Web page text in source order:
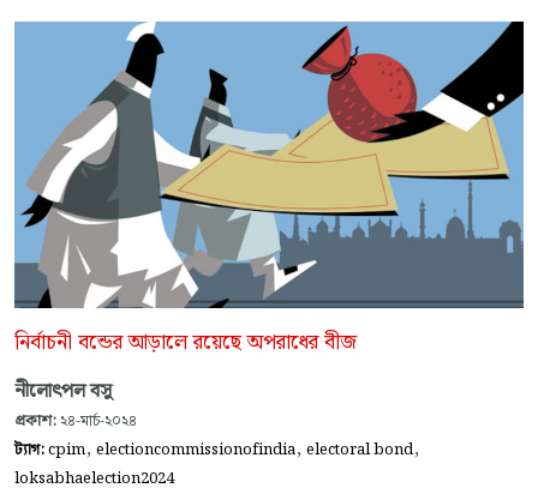
নির্বাচনী বন্ডের আড়ালে রয়েছে অপরাধের বীজ
নীলোৎপল বসু
প্রকাশ: ২৪-মার্চ-২০২৪
ট্যাগ:cpim, electioncommissionofindia, electoral bond,
loksabhaelection2024